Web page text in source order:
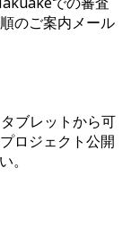
のご案内メール
ブレットから可
ロジェクト公開
。